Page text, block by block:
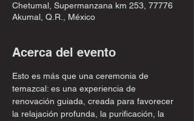
Chetumal, Supermanzana km 253, 77776
Akumal, Q.R., México
Acerca del evento
Esto es más que una ceremonia de
temazcal: es una experiencia de
renovación guiada, creada para favorecer
la relajación profunda, la purificación, la